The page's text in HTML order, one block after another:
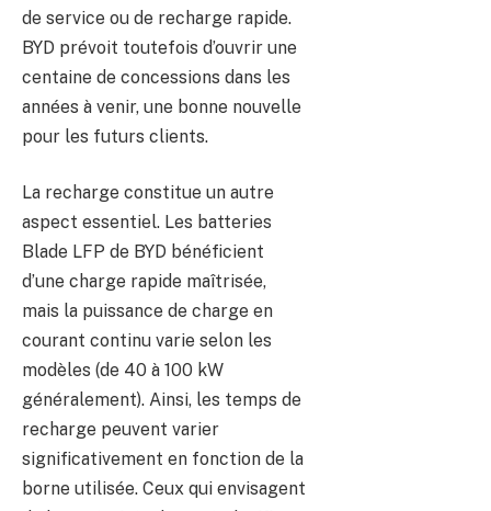
de service ou de recharge rapide.
BYD prévoit toutefois d’ouvrir une
centaine de concessions dans les
années à venir, une bonne nouvelle
pour les futurs clients.
La recharge constitue un autre
aspect essentiel. Les batteries
Blade LFP de BYD bénéficient
d’une charge rapide maîtrisée,
mais la puissance de charge en
courant continu varie selon les
modèles (de 40 à 100 kW
généralement). Ainsi, les temps de
recharge peuvent varier
significativement en fonction de la
borne utilisée. Ceux qui envisagent